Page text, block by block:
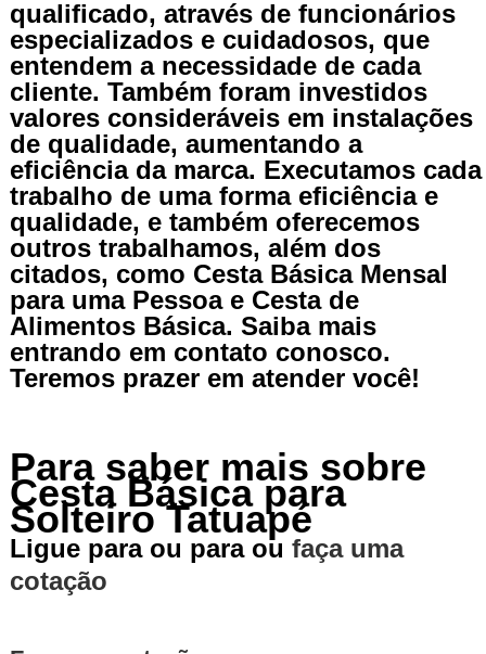
qualificado, através de funcionários
especializados e cuidadosos, que
entendem a necessidade de cada
cliente. Também foram investidos
valores consideráveis em instalações
de qualidade, aumentando a
eficiência da marca. Executamos cada
trabalho de uma forma eficiência e
qualidade, e também oferecemos
outros trabalhamos, além dos
citados, como Cesta Básica Mensal
para uma Pessoa e Cesta de
Alimentos Básica. Saiba mais
entrando em contato conosco.
Teremos prazer em atender você!
Para saber mais sobre
Cesta Básica para
Solteiro Tatuapé
Ligue para ou para ou faça uma
cotação